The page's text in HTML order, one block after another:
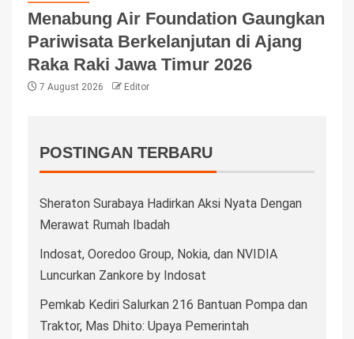
Menabung Air Foundation Gaungkan
Pariwisata Berkelanjutan di Ajang
Raka Raki Jawa Timur 2026
7 August 2026 Editor
POSTINGAN TERBARU
Sheraton Surabaya Hadirkan Aksi Nyata Dengan
Merawat Rumah Ibadah
Indosat, Ooredoo Group, Nokia, dan NVIDIA
Luncurkan Zankore by Indosat
Pemkab Kediri Salurkan 216 Bantuan Pompa dan
Traktor, Mas Dhito: Upaya Pemerintah